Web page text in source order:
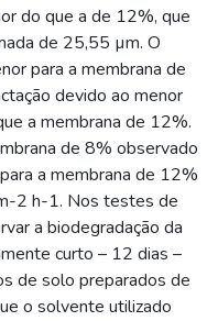
do que a de 12%, que
de 25,55 µm. O
para a membrana de
devido ao menor
a membrana de 12%.
de 8% observado
a membrana de 12%
2 h-1. Nos testes de
a biodegradação da
curto – 12 dias –
de solo preparados de
o solvente utilizado